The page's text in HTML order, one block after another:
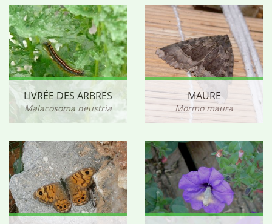
LIVRÉE DES ARBRES
Malacosoma neustria
MAURE
Mormo maura